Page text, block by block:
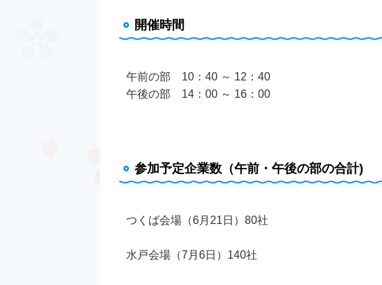
開催時間
午前の部 10：40 ～ 12：40
午後の部 14：00 ～ 16：00
参加予定企業数（午前・午後の部の合計)
つくば会場（6月21日）80社
水戸会場（7月6日）140社